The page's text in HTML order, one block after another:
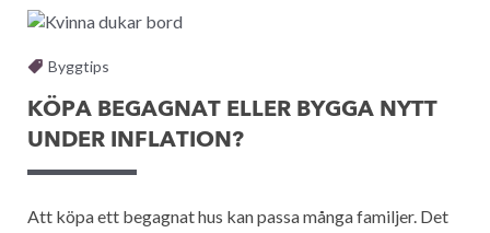
Byggtips
KÖPA BEGAGNAT ELLER BYGGA NYTT
UNDER INFLATION?
Att köpa ett begagnat hus kan passa många familjer. Det